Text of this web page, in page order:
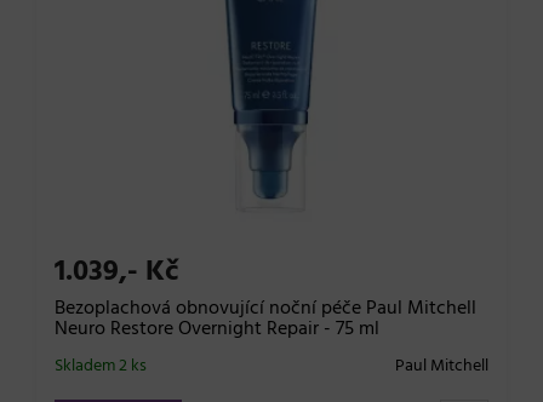
1.039,- Kč
Bezoplachová obnovující noční péče Paul Mitchell
Neuro Restore Overnight Repair - 75 ml
Paul Mitchell
Skladem 2 ks